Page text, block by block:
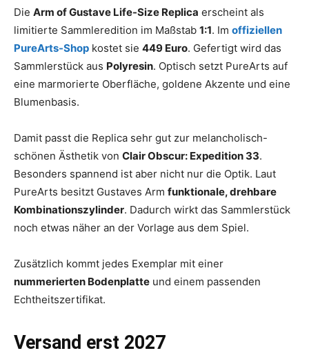
Die Arm of Gustave Life-Size Replica erscheint als
limitierte Sammleredition im Maßstab 1:1. Im offiziellen
PureArts-Shop kostet sie 449 Euro. Gefertigt wird das
Sammlerstück aus Polyresin. Optisch setzt PureArts auf
eine marmorierte Oberfläche, goldene Akzente und eine
Blumenbasis.
Damit passt die Replica sehr gut zur melancholisch-
schönen Ästhetik von Clair Obscur: Expedition 33.
Besonders spannend ist aber nicht nur die Optik. Laut
PureArts besitzt Gustaves Arm funktionale, drehbare
Kombinationszylinder. Dadurch wirkt das Sammlerstück
noch etwas näher an der Vorlage aus dem Spiel.
Zusätzlich kommt jedes Exemplar mit einer
nummerierten Bodenplatte und einem passenden
Echtheitszertifikat.
Versand erst 2027